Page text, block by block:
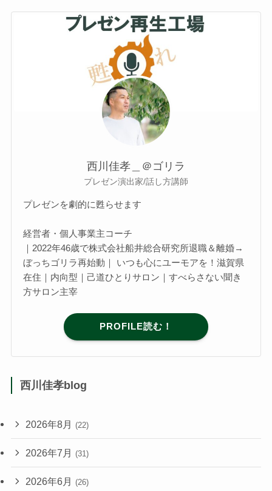
西川佳孝＿＠ゴリラ
プレゼン演出家/話し方講師
プレゼンを劇的に甦らせます
経営者・個人事業主コーチ
｜2022年46歳で株式会社船井総合研究所退職＆離婚→
ぼっちゴリラ再始動｜ いつも心にユーモアを！滋賀県
在住｜内向型｜己道ひとりサロン｜すべらさない聞き
方サロン主宰
PROFILE読む！
西川佳孝blog
2026年8月 (22)
2026年7月 (31)
2026年6月 (26)